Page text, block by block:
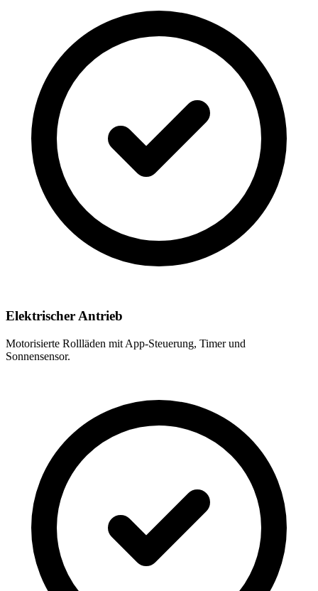
Elektrischer Antrieb
Motorisierte Rollläden mit App-Steuerung, Timer und
Sonnensensor.